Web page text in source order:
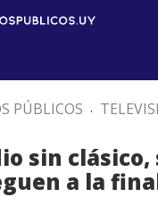
PÚBLICOS .
sin clásico,
a la